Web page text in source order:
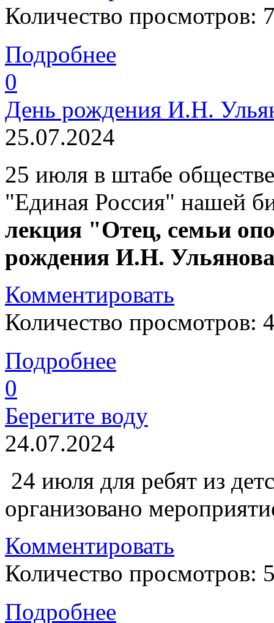
Количество просмотров:
Подробнее
0
День рождения И.Н.
25.07.2024
25 июля в штабе
"Единая Россия" нашей
лекция "Отец, семьи
рождения И.Н.
Комментировать
Количество просмотров:
Подробнее
0
Берегите воду
24.07.2024
24 июля для ребят из
организовано
Комментировать
Количество просмотров:
Подробнее